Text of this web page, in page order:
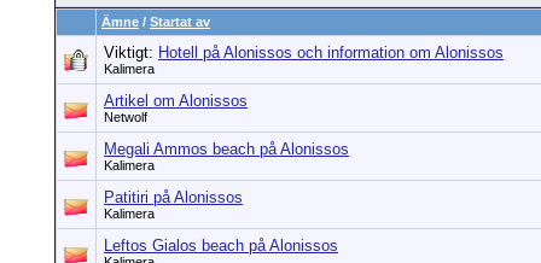
Ämne / Startat av
Viktigt: Hotell på Alonissos och information om Alonissos
Kalimera
Artikel om Alonissos
Netwolf
Megali Ammos beach på Alonissos
Kalimera
Patitiri på Alonissos
Kalimera
Leftos Gialos beach på Alonissos